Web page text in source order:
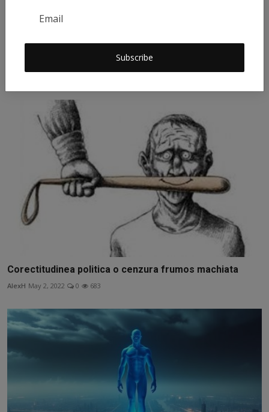
Subscribe
Psihologia Ascunsă a Alegerii: Cum Numele Ne
Corectitudinea politica o cenzura frumos machiata
AlexH May 2, 2022 0 683